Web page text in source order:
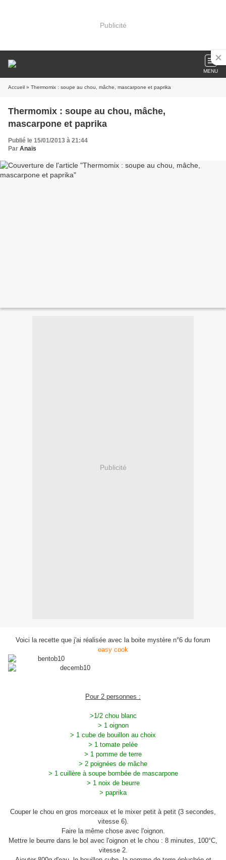
Publicité
MENU
Accueil » Thermomix : soupe au chou, mâche, mascarpone et paprika
Thermomix : soupe au chou, mâche,
mascarpone et paprika
Publié le 15/01/2013 à 21:44
Par Anaïs
Publicité
Voici la recette que j'ai réalisée avec la boite mystère n°6 du forum
easy cook
Pour 2 personnes :
>1/2 chou blanc
> 1 oignon
> 1 cube de bouillon au choix
> 1 tomate pelée
> 1 pomme de terre
> 2 poignées de mâche
> 1 cuillère à soupe bombée de mascarpone
> 1 noix de beurre
> paprika
Couper le chou en gros morceaux et le mixer petit à petit (3 secondes,
vitesse 6).
Faire la même chose avec l'oignon.
Mettre le beurre dans le bol avec l'oignon et le chou : 8 minutes, 100°C,
vitesse 2.